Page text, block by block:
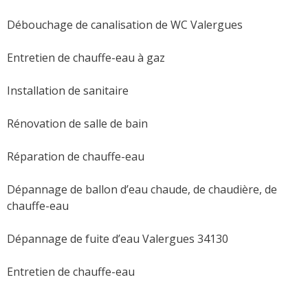
Débouchage de canalisation de WC Valergues
Entretien de chauffe-eau à gaz
Installation de sanitaire
Rénovation de salle de bain
Réparation de chauffe-eau
Dépannage de ballon d’eau chaude, de chaudière, de
chauffe-eau
Dépannage de fuite d’eau Valergues 34130
Entretien de chauffe-eau